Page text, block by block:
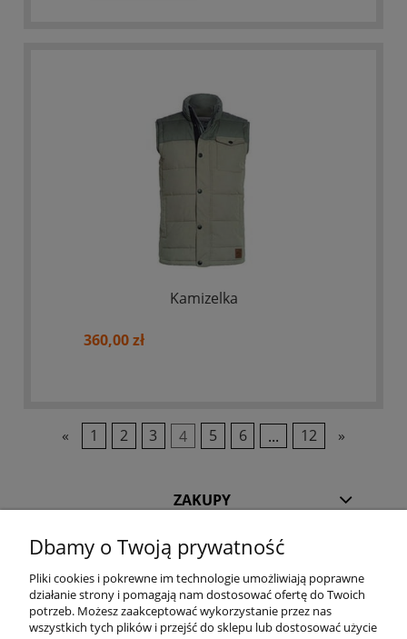
Kamizelka
360,00 zł
« 1 2 3 4 5 6 ... 12 »
ZAKUPY
POMOC
INFORMACJE
Dbamy o Twoją prywatność
Pliki cookies i pokrewne im technologie umożliwiają poprawne
działanie strony i pomagają nam dostosować ofertę do Twoich
potrzeb. Możesz zaakceptować wykorzystanie przez nas
wszystkich tych plików i przejść do sklepu lub dostosować użycie